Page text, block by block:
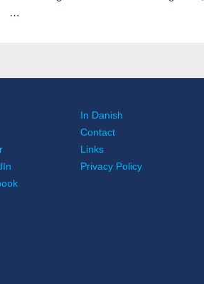
…
In Danish
Contact
Links
Privacy Policy